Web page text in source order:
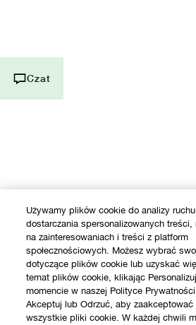
Czat
Używamy plików cookie do analizy
dostarczania spersonalizowanych treści,
na zainteresowaniach i treści z platform
społecznościowych. Możesz wybrać
dotyczące plików cookie lub uzyskać
temat plików cookie, klikając
momencie w naszej Polityce
Akceptuj lub Odrzuć, aby zaakceptować
wszystkie pliki cookie. W każdej chwili